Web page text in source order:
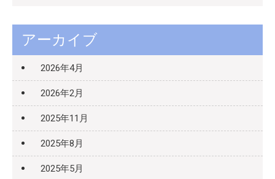
アーカイブ
2026年4月
2026年2月
2025年11月
2025年8月
2025年5月